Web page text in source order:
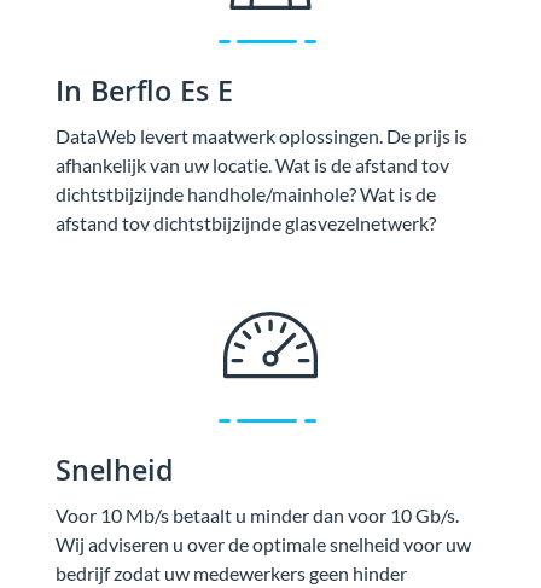
In Berflo Es E
DataWeb levert maatwerk oplossingen. De prijs is
afhankelijk van uw locatie. Wat is de afstand tov
dichtstbijzijnde handhole/mainhole? Wat is de
afstand tov dichtstbijzijnde glasvezelnetwerk?
Snelheid
Voor 10 Mb/s betaalt u minder dan voor 10 Gb/s.
Wij adviseren u over de optimale snelheid voor uw
bedrijf zodat uw medewerkers geen hinder